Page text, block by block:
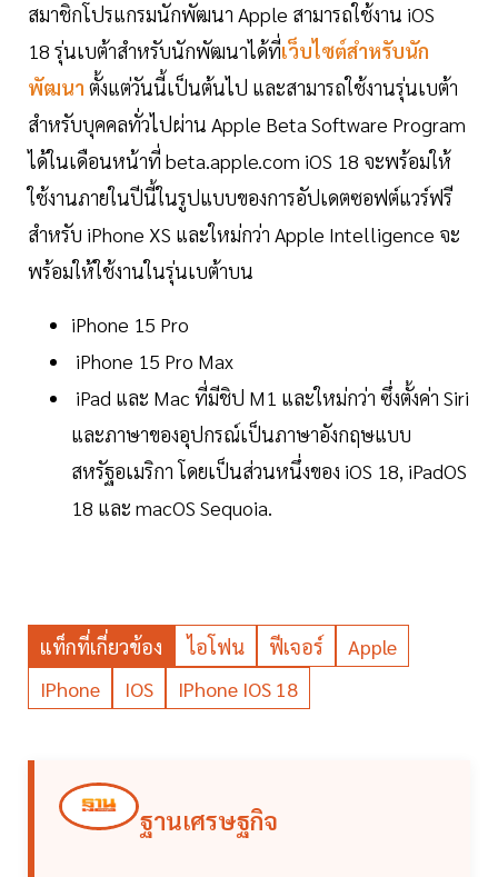
สมาชิกโปรแกรมนักพัฒนา Apple สามารถใช้งาน iOS
18 รุ่นเบต้าสำหรับนักพัฒนาได้ที่เว็บไซต์สำหรับนัก
พัฒนา ตั้งแต่วันนี้เป็นต้นไป และสามารถใช้งานรุ่นเบต้า
สำหรับบุคคลทั่วไปผ่าน Apple Beta Software Program
ได้ในเดือนหน้าที่ beta.apple.com iOS 18 จะพร้อมให้
ใช้งานภายในปีนี้ในรูปแบบของการอัปเดตซอฟต์แวร์ฟรี
สำหรับ iPhone XS และใหม่กว่า Apple Intelligence จะ
พร้อมให้ใช้งานในรุ่นเบต้าบน
iPhone 15 Pro
iPhone 15 Pro Max
iPad และ Mac ที่มีชิป M1 และใหม่กว่า ซึ่งตั้งค่า Siri
และภาษาของอุปกรณ์เป็นภาษาอังกฤษแบบ
สหรัฐอเมริกา โดยเป็นส่วนหนึ่งของ iOS 18, iPadOS
18 และ macOS Sequoia.
แท็กที่เกี่ยวข้อง ไอโฟน ฟีเจอร์
Apple
IPhone
IOS IPhone IOS 18
ฐานเศรษฐกิจ